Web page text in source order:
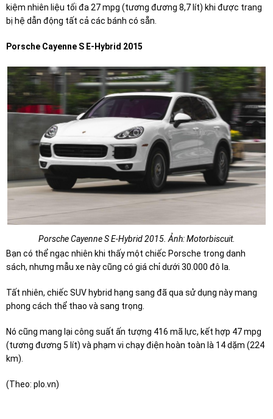
kiệm nhiên liệu tối đa 27 mpg (tương đương 8,7 lít) khi được trang
bị hệ dẫn động tất cả các bánh có sẵn.
Porsche Cayenne S E-Hybrid 2015
Porsche Cayenne S E-Hybrid 2015. Ảnh: Motorbiscuit.
Bạn có thể ngạc nhiên khi thấy một chiếc Porsche trong danh
sách, nhưng mẫu xe này cũng có giá chỉ dưới 30.000 đô la.
Tất nhiên, chiếc SUV hybrid hạng sang đã qua sử dụng này mang
phong cách thể thao và sang trọng.
Nó cũng mang lại công suất ấn tượng 416 mã lực, kết hợp 47 mpg
(tương đương 5 lít) và phạm vi chạy điện hoàn toàn là 14 dặm (224
km).
(Theo: plo.vn)